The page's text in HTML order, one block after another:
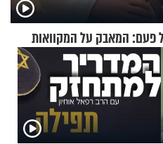
המאבק על המקוואות